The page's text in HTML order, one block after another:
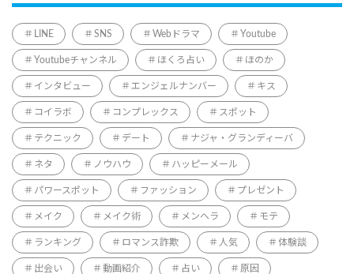
LINE SNS Webドラマ Youtube
Youtubeチャンネル ほくろ占い ほのか
インタビュー エンジェルナンバー キス
コイラボ コンプレックス スポット
テクニック デート ナジャ・グランディーバ
ネタ ノウハウ ハッピーメール
パワースポット ファッション プレゼント
メイク メイク術 メンヘラ モテ
ランキング ロマンス詐欺 人気 体験談
出会い 動画紹介 占い 原因